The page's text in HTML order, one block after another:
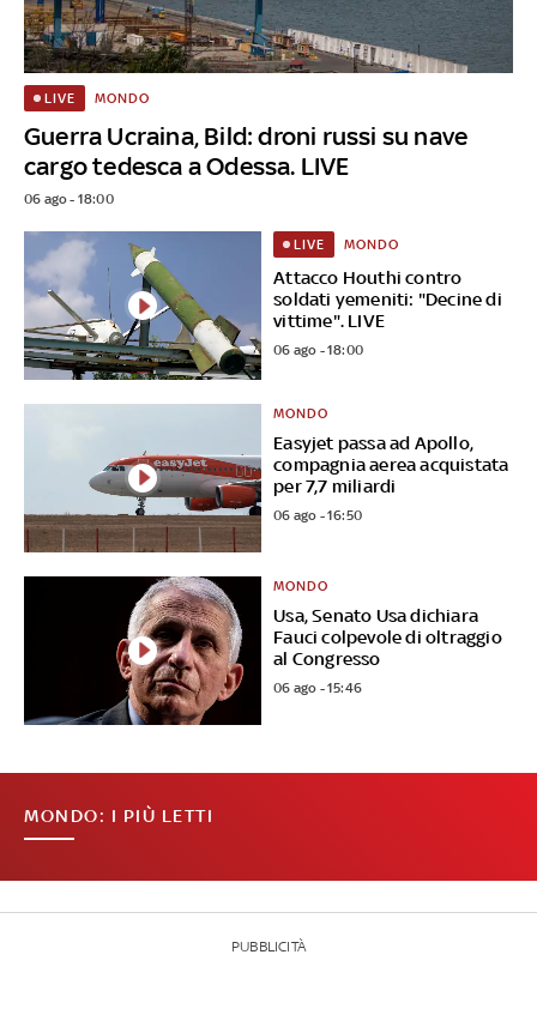
Guerra Ucraina, Bild: droni russi su nave
cargo tedesca a Odessa. LIVE
LIVE MONDO
06 ago - 18:00
Attacco Houthi contro
soldati yemeniti: "Decine di
vittime". LIVE
LIVE MONDO
06 ago - 18:00
Easyjet passa ad Apollo,
compagnia aerea acquistata
per 7,7 miliardi
MONDO
06 ago - 16:50
Usa, Senato Usa dichiara
Fauci colpevole di oltraggio
al Congresso
MONDO
06 ago - 15:46
MONDO: I PIÙ LETTI
PUBBLICITÀ